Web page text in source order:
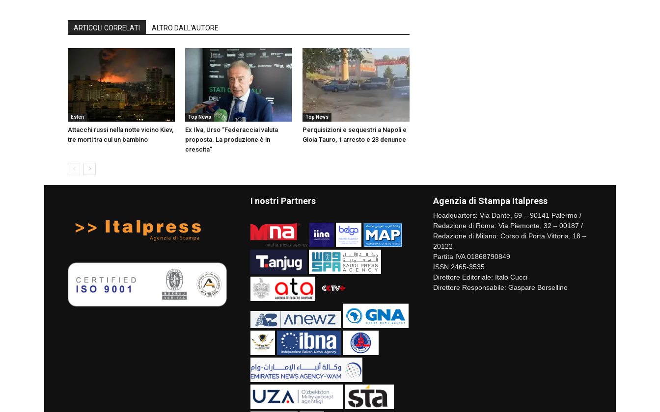
ARTICOLI CORRELATI ALTRO DALL'AUTORE
Esteri
Attacchi russi nella notte vicino Kiev,
tre morti tra cui un bambino
Top News
Ex Ilva, Urso “Federacciai valuta
proposta. La produzione è in
crescita”
Top News
Perquisizioni e sequestri a Napoli e
Gioia Tauro, 1 arresto e 23 denunce
I nostri Partners Agenzia di Stampa Italpress
Headquarters: Via Dante, 69 – 90141 Palermo /
Redazione di Roma: Via Piemonte, 32 – 00187 /
Redazione di Milano: Corso di Porta Vittoria, 18 –
20122
Partita IVA 01868790849
ISSN 2465-3535
Direttore Editoriale: Italo Cucci
Direttore Responsabile: Gaspare Borsellino